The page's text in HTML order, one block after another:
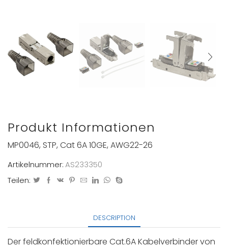
Produkt Informationen
MP0046, STP, Cat 6A 10GE, AWG22-26
Artikelnummer:AS233350
Teilen:
DESCRIPTION
Der feldkonfektionierbare Cat.6A Kabelverbinder von